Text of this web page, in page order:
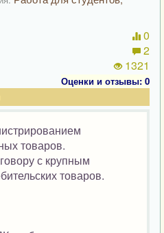
0
2
1321
Оценки и отзывы: 0
товаров.
с крупным
товаров.